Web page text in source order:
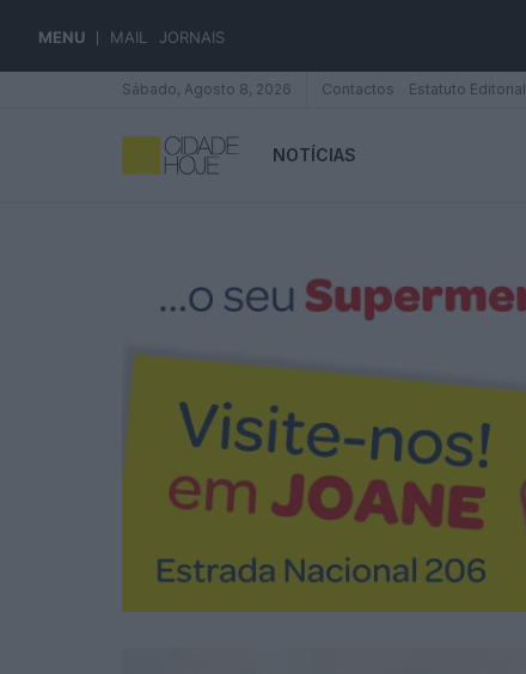
MENU MAIL JORNAIS
Sábado, Agosto 8, 2026 Contactos Estatuto Editorial
NOTÍCIAS